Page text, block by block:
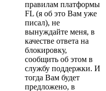
правилам платформы
FL (я об это Вам уже
писал), не
вынуждайте меня, в
качестве ответа на
блокировку,
сообщить об этом в
службу поддержки. И
тогда Вам будет
предложено, в